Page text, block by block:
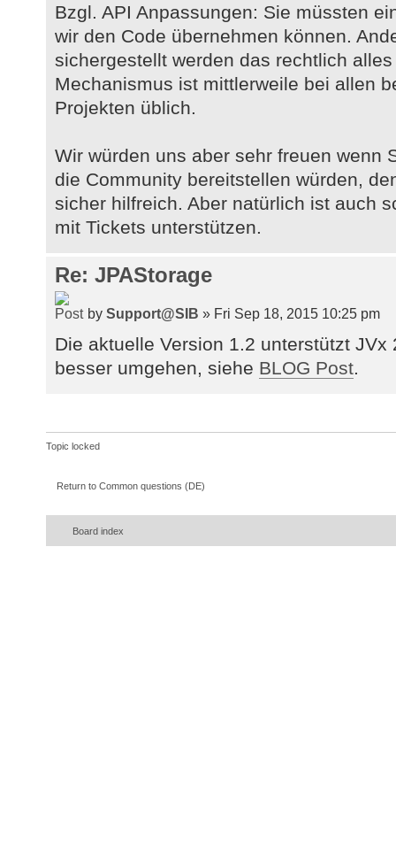
Bzgl. API Anpassungen: Sie müssten
wir den Code übernehmen können.
sichergestellt werden das rechtlich
Mechanismus ist mittlerweile bei allen
Projekten üblich.
Wir würden uns aber sehr freuen wenn
die Community bereitstellen würden,
sicher hilfreich. Aber natürlich ist auch
mit Tickets unterstützen.
Re: JPAStorage
by Support@SIB » Fri Sep 18, 2015 10:25 pm
Die aktuelle Version 1.2 unterstützt JVx
besser umgehen, siehe BLOG Post
Topic locked
Return to Common questions (DE)
Board index